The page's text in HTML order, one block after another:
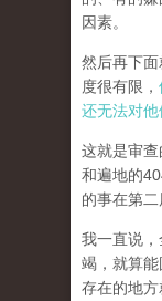
因素。
然后再下
度很有限，
还无法对
这就是审
和遍地的
的事在第二
我一直说
竭，就算
存在的地